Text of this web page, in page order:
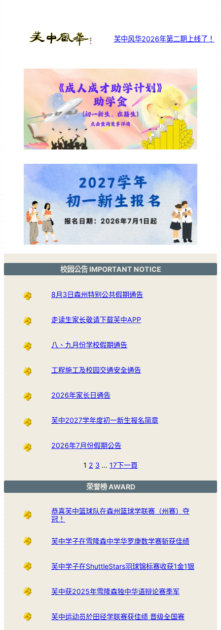
芙中风华2026年第二期上线了！
校园公告 IMPORTANT NOTICE
8月3日森州特别公共假期通告
走读生家长敬请下载芙中APP
八、九月份学校假期通告
工程施工及校园交通安全通告
2026年家长日通告
芙中2027学年度初一新生报名简章
2026年7月份假期公告
1 2 3 … 17下一頁
荣誉榜 AWARD
恭喜芙中篮球队在森州篮球学联赛（州赛）夺
冠！
芙中学子在雪隆森中学华罗庚数学赛斩获佳绩
芙中学子在ShuttleStars羽球锦标赛收获1金1银
芙中获2025年雪隆森独中华语辩论赛季军
芙中运动员於田径学联赛获佳绩 晋级全国赛